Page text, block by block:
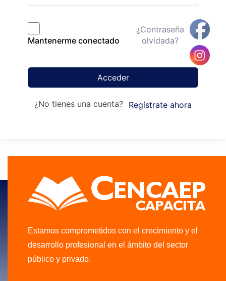
Mantenerme conectado
¿Contraseña
olvidada?
Acceder
¿No tienes una cuenta? Regístrate ahora
Estamos comprometidos con el crecimiento y el
desarrollo profesional en el ámbito del sector
público y privado.